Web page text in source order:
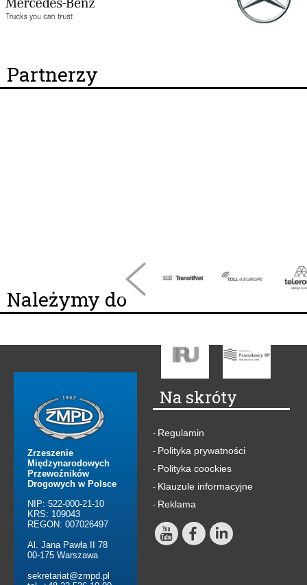
Partnerzy
Należymy do
Zrzeszenie
Międzynarodowych
Przewoźników
Drogowych w Polsce
NIP: 522-000-21-10
KRS: 109043
REGON: 007026497
Al. Jana Pawła II 78
00-175 Warszawa
sekretariat@zmpd.pl
Na skróty
- Regulamin
- Polityka prywatności
- Polityka coockies
- Klauzule informacyjne
- Reklama